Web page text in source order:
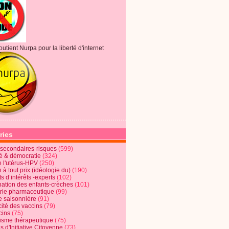
Nurpa pour la liberté d'internet
risques (599)
& démocratie (324)
l'utérus-HPV (250)
à tout prix (idéologie du) (190)
d’intérêts -experts (102)
des enfants-crèches (101)
pharmaceutique (99)
saisonnière (91)
des vaccins (79)
(75)
thérapeutique (75)
d'Initiative Citoyenne (73)